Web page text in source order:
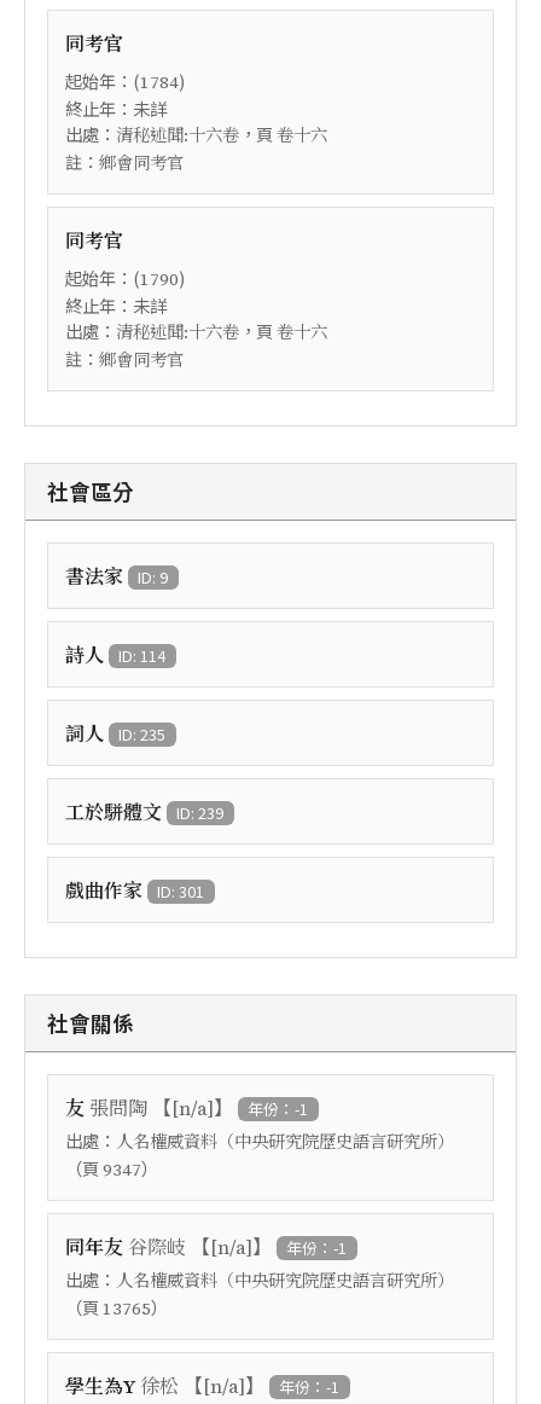
同考官
起始年：(1784)
終止年：未詳
出處： 清秘述聞:十六卷 ，頁 卷十六
註： 鄉會同考官
同考官
起始年：(1790)
終止年：未詳
出處： 清秘述聞:十六卷 ，頁 卷十六
註： 鄉會同考官
社會區分
書法家 ID: 9
詩人 ID: 114
詞人 ID: 235
工於駢體文 ID: 239
戲曲作家 ID: 301
社會關係
友 張問陶 【[n/a]】 年份：-1
出處： 人名權威資料（中央研究院歷史語言研究所）
（頁 9347）
同年友 谷際岐 【[n/a]】 年份：-1
出處： 人名權威資料（中央研究院歷史語言研究所）
（頁 13765）
學生為Y 徐松 【[n/a]】 年份：-1